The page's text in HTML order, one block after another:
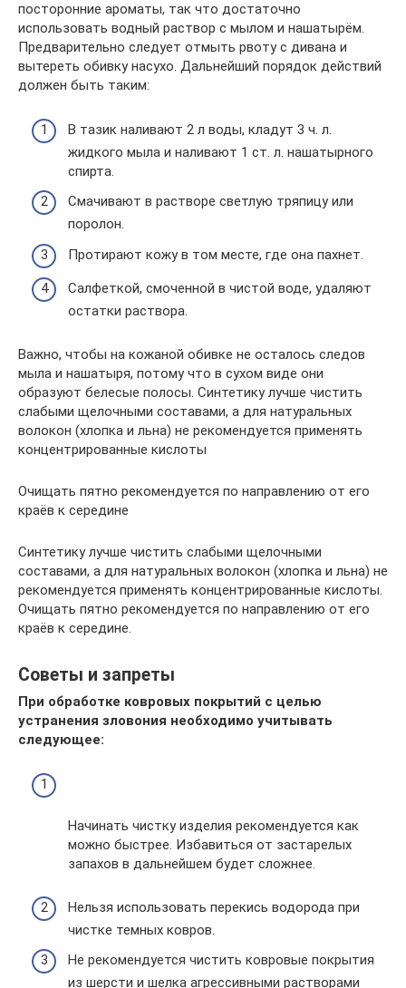
посторонние ароматы, так что достаточно
использовать водный раствор с мылом и нашатырём.
Предварительно следует отмыть рвоту с дивана и
вытереть обивку насухо. Дальнейший порядок действий
должен быть таким:
В тазик наливают 2 л воды, кладут 3 ч. л.
жидкого мыла и наливают 1 ст. л. нашатырного
спирта.
Смачивают в растворе светлую тряпицу или
поролон.
Протирают кожу в том месте, где она пахнет.
Салфеткой, смоченной в чистой воде, удаляют
остатки раствора.
Важно, чтобы на кожаной обивке не осталось следов
мыла и нашатыря, потому что в сухом виде они
образуют белесые полосы. Синтетику лучше чистить
слабыми щелочными составами, а для натуральных
волокон (хлопка и льна) не рекомендуется применять
концентрированные кислоты
Очищать пятно рекомендуется по направлению от его
краёв к середине
Синтетику лучше чистить слабыми щелочными
составами, а для натуральных волокон (хлопка и льна) не
рекомендуется применять концентрированные кислоты.
Очищать пятно рекомендуется по направлению от его
краёв к середине.
Советы и запреты
При обработке ковровых покрытий с целью
устранения зловония необходимо учитывать
следующее:
Начинать чистку изделия рекомендуется как
можно быстрее. Избавиться от застарелых
запахов в дальнейшем будет сложнее.
Нельзя использовать перекись водорода при
чистке темных ковров.
Не рекомендуется чистить ковровые покрытия
из шерсти и шелка агрессивными растворами